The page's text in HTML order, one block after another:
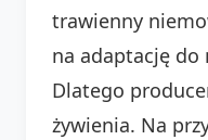
trawienny
na adaptację do
Dlatego
żywienia. Na